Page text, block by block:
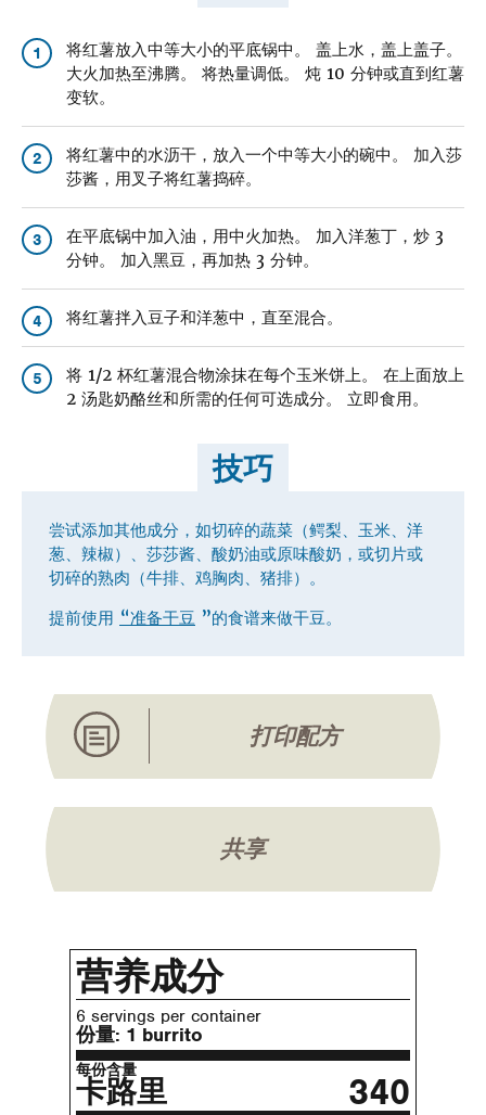
1
将红薯放入中等大小的平底锅中。 盖上水，盖上盖子。
大火加热至沸腾。 将热量调低。 炖 10 分钟或直到红薯
变软。
2
将红薯中的水沥干，放入一个中等大小的碗中。 加入莎
莎酱，用叉子将红薯捣碎。
3
在平底锅中加入油，用中火加热。 加入洋葱丁，炒 3
分钟。 加入黑豆，再加热 3 分钟。
4 将红薯拌入豆子和洋葱中，直至混合。
5
将 1/2 杯红薯混合物涂抹在每个玉米饼上。 在上面放上
2 汤匙奶酪丝和所需的任何可选成分。 立即食用。
技巧
尝试添加其他成分，如切碎的蔬菜（鳄梨、玉米、洋
葱、辣椒）、莎莎酱、酸奶油或原味酸奶，或切片或
切碎的熟肉（牛排、鸡胸肉、猪排）。
提前使用 “准备干豆 ”的食谱来做干豆。
打印配方
共享
营养成分
6 servings per container
份量: 1 burrito
每份含量
卡路里 340